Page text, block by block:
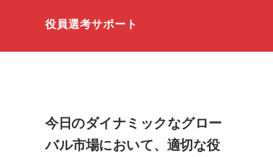
役員選考サポート
今日のダイナミックなグロー
バル市場において、適切な役